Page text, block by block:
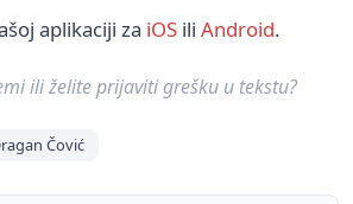
aplikaciji za iOS ili Android.
ili želite prijaviti grešku u tekstu?
Čović